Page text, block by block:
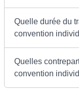
Quelle durée du
convention
Quelles
convention